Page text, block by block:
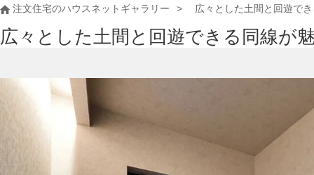
注文住宅のハウスネットギャラリー 広々とした土間と回遊で
広々とした土間と回遊できる同線が